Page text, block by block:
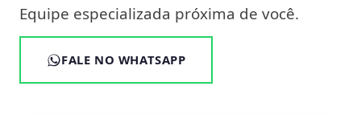
Equipe especializada próxima de você.
FALE NO WHATSAPP